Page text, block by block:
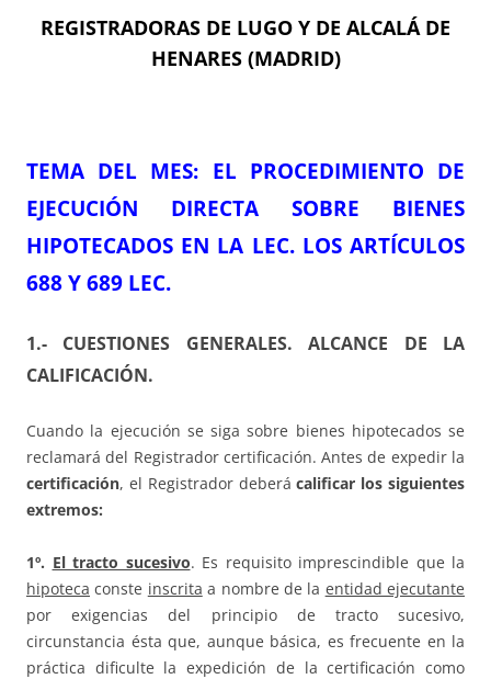
REGISTRADORAS DE LUGO Y DE ALCALÁ DE
HENARES (MADRID)
TEMA DEL MES: EL PROCEDIMIENTO DE
EJECUCIÓN DIRECTA SOBRE BIENES
HIPOTECADOS EN LA LEC. LOS ARTÍCULOS
688 Y 689 LEC.
1.- CUESTIONES GENERALES. ALCANCE DE LA
CALIFICACIÓN.
Cuando la ejecución se siga sobre bienes hipotecados se
reclamará del Registrador certificación. Antes de expedir la
certificación, el Registrador deberácalificar los siguientes
extremos:
1º. El tracto sucesivo. Es requisito imprescindible que la
hipoteca conste inscrita a nombre de la entidad ejecutante
por exigencias del principio de tracto sucesivo,
circunstancia ésta que, aunque básica, es frecuente en la
práctica dificulte la expedición de la certificación como